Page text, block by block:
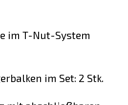
im T-Nut-System
im Set: 2 Stk.